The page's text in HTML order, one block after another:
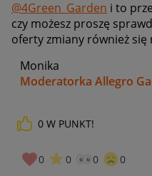
@4Green_Garden i to
czy możesz proszę
oferty zmiany również się
Monika
Moderatorka Allegro
0 W PUNKT!
0 0 0 0